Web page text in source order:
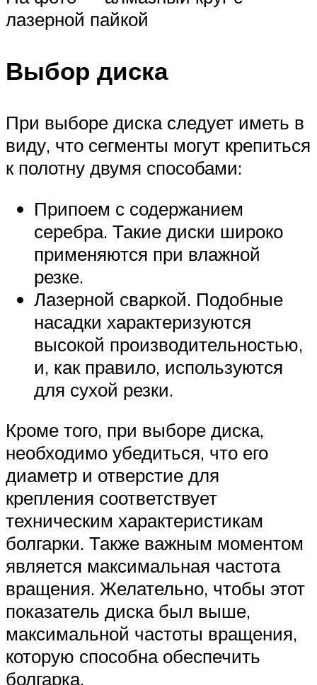
лазерной пайкой
Выбор диска
При выборе диска следует иметь в
виду, что сегменты могут крепиться
к полотну двумя способами:
Припоем с содержанием
серебра. Такие диски широко
применяются при влажной
резке.
Лазерной сваркой. Подобные
насадки характеризуются
высокой производительностью,
и, как правило, используются
для сухой резки.
Кроме того, при выборе диска,
необходимо убедиться, что его
диаметр и отверстие для
крепления соответствует
техническим характеристикам
болгарки. Также важным моментом
является максимальная частота
вращения. Желательно, чтобы этот
показатель диска был выше,
максимальной частоты вращения,
которую способна обеспечить
болгарка.